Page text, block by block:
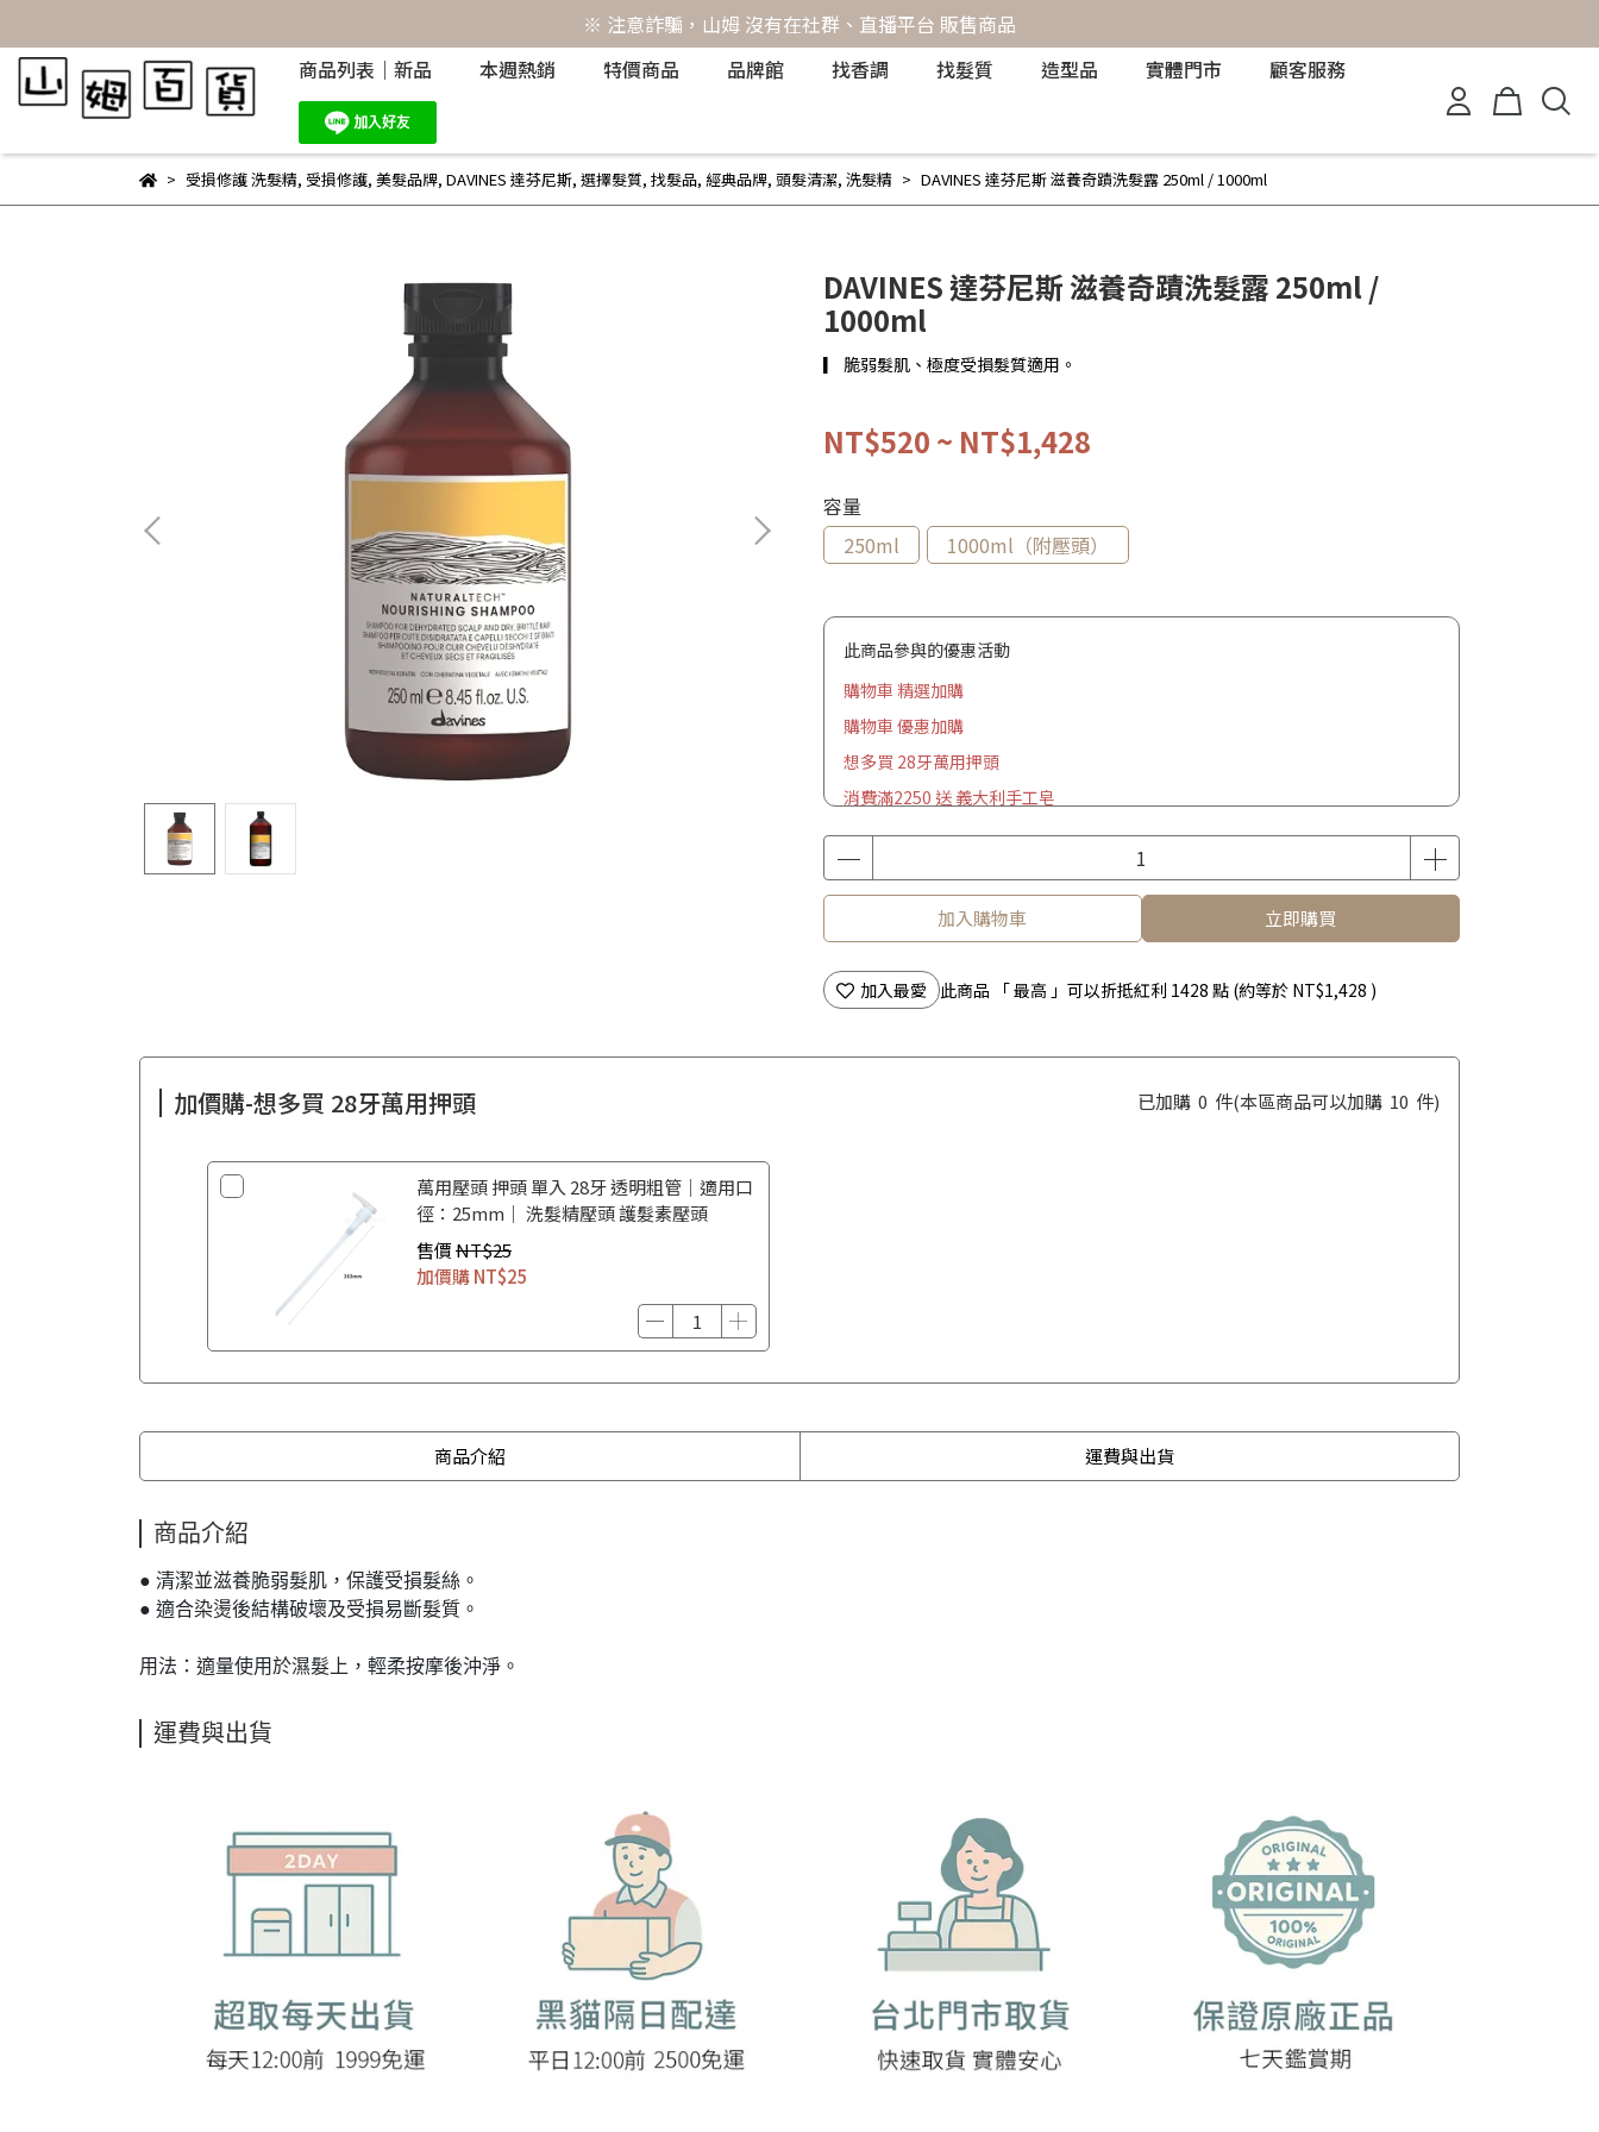
※ 注意詐騙，山姆 沒有在社群、直播平台 販售商品
商品列表｜新品
本週熱銷 特價商品 品牌館 找香調 找髮質 造型品 實體門市 顧客服務
受損修護 洗髮精, 受損修護, 美髮品牌, DAVINES 達芬尼斯, 選擇髮質, 找髮品, 經典品牌, 頭髮清潔, 洗髮精 DAVINES 達芬尼斯 滋養奇蹟洗髮露 250ml / 1000ml
DAVINES 達芬尼斯 滋養奇蹟洗髮露 250ml /
1000ml
▎ 脆弱髮肌、極度受損髮質適用。
NT$520 ~ NT$1,428
容量
250ml
1000ml（附壓頭）
此商品參與的優惠活動
購物車 精選加購
購物車 優惠加購
想多買 28牙萬用押頭
消費滿2250 送 義大利手工皂
加入購物車 立即購買
加入最愛 此商品 「 最高 」可以折抵紅利 1428 點 (約等於 NT$1,428 )
加價購-想多買 28牙萬用押頭 已加購 0 件(本區商品可以加購 10 件)
萬用壓頭 押頭 單入 28牙 透明粗管｜適用口
徑：25mm｜ 洗髮精壓頭 護髮素壓頭
售價NT$25
加價購NT$25
商品介紹 運費與出貨
商品介紹
● 清潔並滋養脆弱髮肌，保護受損髮絲。
● 適合染燙後結構破壞及受損易斷髮質。
用法：適量使用於濕髮上，輕柔按摩後沖淨。
運費與出貨